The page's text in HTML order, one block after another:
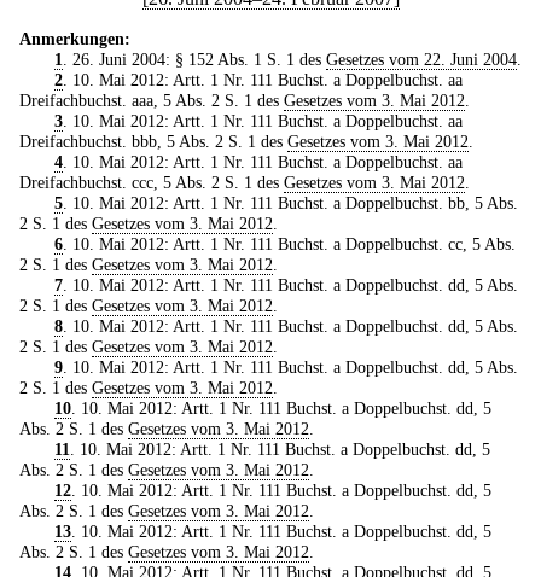
Anmerkungen:
1. 26. Juni 2004: § 152 Abs. 1 S. 1 des Gesetzes vom 22. Juni 2004.
2. 10. Mai 2012: Artt. 1 Nr. 111 Buchst. a Doppelbuchst. aa
Dreifachbuchst. aaa, 5 Abs. 2 S. 1 des Gesetzes vom 3. Mai 2012.
3. 10. Mai 2012: Artt. 1 Nr. 111 Buchst. a Doppelbuchst. aa
Dreifachbuchst. bbb, 5 Abs. 2 S. 1 des Gesetzes vom 3. Mai 2012.
4. 10. Mai 2012: Artt. 1 Nr. 111 Buchst. a Doppelbuchst. aa
Dreifachbuchst. ccc, 5 Abs. 2 S. 1 des Gesetzes vom 3. Mai 2012.
5. 10. Mai 2012: Artt. 1 Nr. 111 Buchst. a Doppelbuchst. bb, 5 Abs.
2 S. 1 des Gesetzes vom 3. Mai 2012.
6. 10. Mai 2012: Artt. 1 Nr. 111 Buchst. a Doppelbuchst. cc, 5 Abs.
2 S. 1 des Gesetzes vom 3. Mai 2012.
7. 10. Mai 2012: Artt. 1 Nr. 111 Buchst. a Doppelbuchst. dd, 5 Abs.
2 S. 1 des Gesetzes vom 3. Mai 2012.
8. 10. Mai 2012: Artt. 1 Nr. 111 Buchst. a Doppelbuchst. dd, 5 Abs.
2 S. 1 des Gesetzes vom 3. Mai 2012.
9. 10. Mai 2012: Artt. 1 Nr. 111 Buchst. a Doppelbuchst. dd, 5 Abs.
2 S. 1 des Gesetzes vom 3. Mai 2012.
10. 10. Mai 2012: Artt. 1 Nr. 111 Buchst. a Doppelbuchst. dd, 5
Abs. 2 S. 1 des Gesetzes vom 3. Mai 2012.
11. 10. Mai 2012: Artt. 1 Nr. 111 Buchst. a Doppelbuchst. dd, 5
Abs. 2 S. 1 des Gesetzes vom 3. Mai 2012.
12. 10. Mai 2012: Artt. 1 Nr. 111 Buchst. a Doppelbuchst. dd, 5
Abs. 2 S. 1 des Gesetzes vom 3. Mai 2012.
13. 10. Mai 2012: Artt. 1 Nr. 111 Buchst. a Doppelbuchst. dd, 5
Abs. 2 S. 1 des Gesetzes vom 3. Mai 2012.
14. 10. Mai 2012: Artt. 1 Nr. 111 Buchst. a Doppelbuchst. dd, 5